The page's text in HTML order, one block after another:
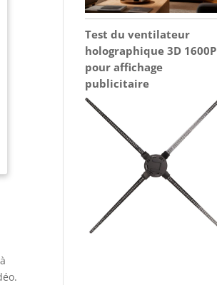
Test du ventilateur
holographique 3D 1600P
pour affichage
publicitaire